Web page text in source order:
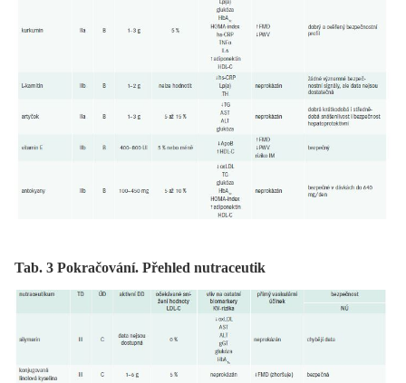
Tab. 3 Pokračování. Přehled nutraceutik